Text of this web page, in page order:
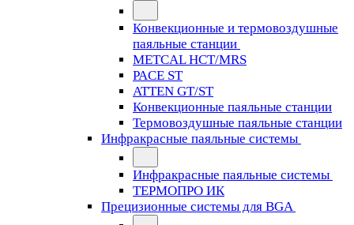
Конвекционные и термовоздушные
паяльные станции
METCAL HCT/MRS
PACE ST
ATTEN GT/ST
Конвекционные паяльные станции
Термовоздушные паяльные станции
Инфракрасные паяльные системы
Инфракрасные паяльные системы
ТЕРМОПРО ИК
Прецизионные системы для BGA